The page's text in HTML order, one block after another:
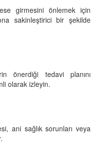
girmesini önlemek için
sakinleştirici bir şekilde
önerdiği tedavi planını
olarak izleyin.
ani sağlık sorunları veya